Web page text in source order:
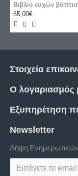
65,00€
Στοιχεία
Ο λογαριασμός
Εξυπηρέτηση
Newsletter
Λήψη